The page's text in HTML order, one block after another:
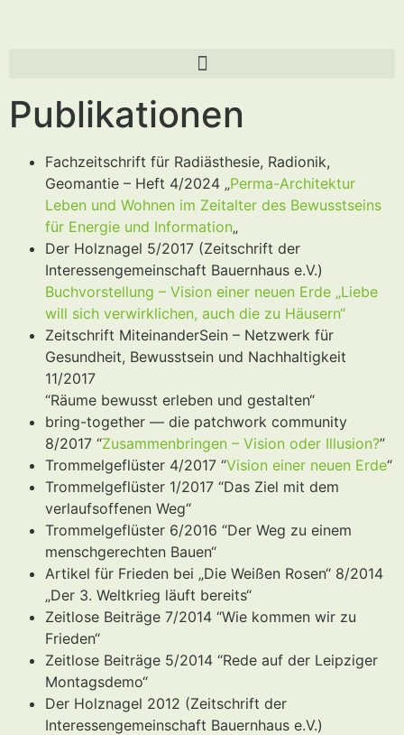
Publikationen
Fachzeitschrift für Radiästhesie, Radionik,
Geomantie – Heft 4/2024 „Perma-Architektur
Leben und Wohnen im Zeitalter des Bewusstseins
für Energie und Information„
Der Holznagel 5/2017 (Zeitschrift der
Interessengemeinschaft Bauernhaus e.V.)
Buchvorstellung – Vision einer neuen Erde „Liebe
will sich verwirklichen, auch die zu Häusern“
Zeitschrift MiteinanderSein – Netzwerk für
Gesundheit, Bewusstsein und Nachhaltigkeit
11/2017
“Räume bewusst erleben und gestalten“
bring-together — die patchwork community
8/2017 “Zusammenbringen – Vision oder Illusion?”
Trommelgeflüster 4/2017 “Vision einer neuen Erde“
Trommelgeflüster 1/2017 “Das Ziel mit dem
verlaufsoffenen Weg“
Trommelgeflüster 6/2016 “Der Weg zu einem
menschgerechten Bauen“
Artikel für Frieden bei „Die Weißen Rosen“ 8/2014
„Der 3. Weltkrieg läuft bereits“
Zeitlose Beiträge 7/2014 “Wie kommen wir zu
Frieden“
Zeitlose Beiträge 5/2014 “Rede auf der Leipziger
Montagsdemo“
Der Holznagel 2012 (Zeitschrift der
Interessengemeinschaft Bauernhaus e.V.)